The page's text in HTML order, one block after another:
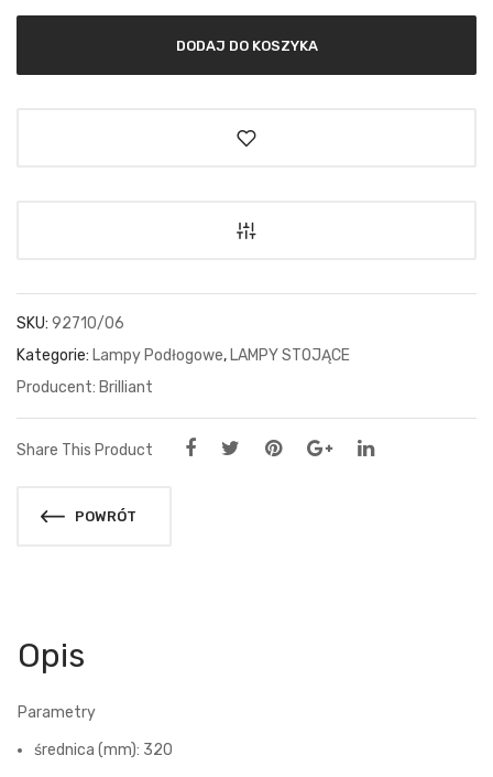
DODAJ DO KOSZYKA
SKU: 92710/06
Kategorie: Lampy Podłogowe, LAMPY STOJĄCE
Brilliant
Share This Product
POWRÓT
Opis
Parametry
średnica (mm): 320